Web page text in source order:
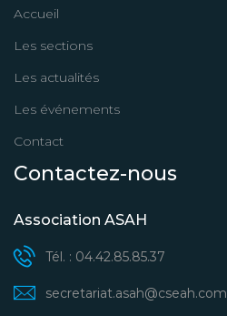
Accueil
Les sections
Les actualités
Les événements
Contact
Contactez-nous
Association ASAH
Tél. : 04.42.85.85.37
secretariat.asah@cseah.com